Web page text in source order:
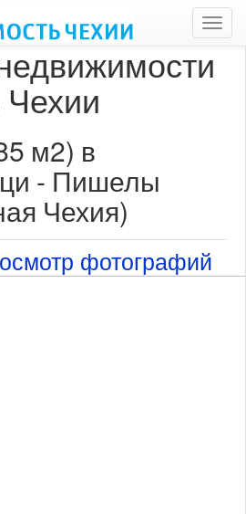
Чехии
м2) в
- Пишелы
Чехия)
фотографий